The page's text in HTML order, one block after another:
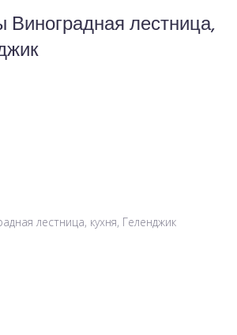
Виноградная лестница,
лестница, кухня, Геленджик